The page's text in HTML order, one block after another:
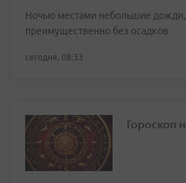
Ночью местами небольшие
преимущественно без осадков
сегодня, 08:33
Гороскоп